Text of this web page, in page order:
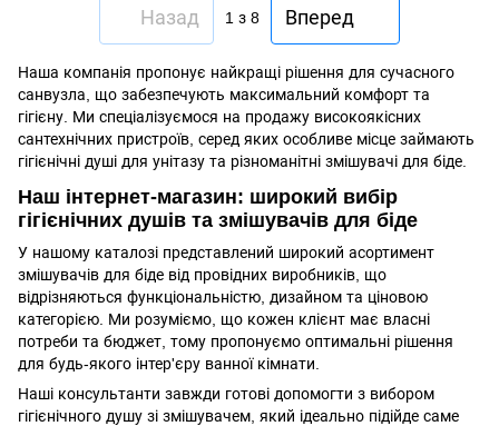
Назад 1 з 8 Вперед
Наша компанія пропонує найкращі рішення для сучасного
санвузла, що забезпечують максимальний комфорт та
гігієну. Ми спеціалізуємося на продажу високоякісних
сантехнічних пристроїв, серед яких особливе місце займають
гігієнічні душі для унітазу та різноманітні змішувачі для біде.
Наш інтернет-магазин: широкий вибір
гігієнічних душів та змішувачів для біде
У нашому каталозі представлений широкий асортимент
змішувачів для біде від провідних виробників, що
відрізняються функціональністю, дизайном та ціновою
категорією. Ми розуміємо, що кожен клієнт має власні
потреби та бюджет, тому пропонуємо оптимальні рішення
для будь-якого інтер'єру ванної кімнати.
Наші консультанти завжди готові допомогти з вибором
гігієнічного душу зі змішувачем, який ідеально підійде саме